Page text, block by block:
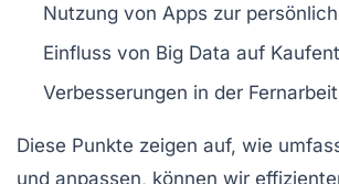
Nutzung von Apps zur
Einfluss von Big Data auf
Verbesserungen in der Fernarbeit
Diese Punkte zeigen auf, wie
und anpassen, können wir